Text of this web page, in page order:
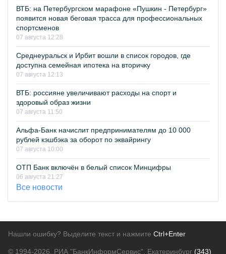
ВТБ: на Петербургском марафоне «Пушкин - Петербург»
появится новая беговая трасса для профессиональных
спортсменов
07 августа 12:28
Среднеуральск и Ирбит вошли в список городов, где
доступна семейная ипотека на вторичку
07 августа 12:13
ВТБ: россияне увеличивают расходы на спорт и
здоровый образ жизни
07 августа 11:50
Альфа-Банк начислит предпринимателям до 10 000
рублей кэшбэка за оборот по эквайрингу
07 августа 10:00
ОТП Банк включён в белый список Минцифры
06 августа 21:27
Все новости
Нашли ошибку? Выделите текст и нажмите Ctrl+Enter
© 1994-2026. РИА "БанкИнформСервис". Екатеринбург (343)